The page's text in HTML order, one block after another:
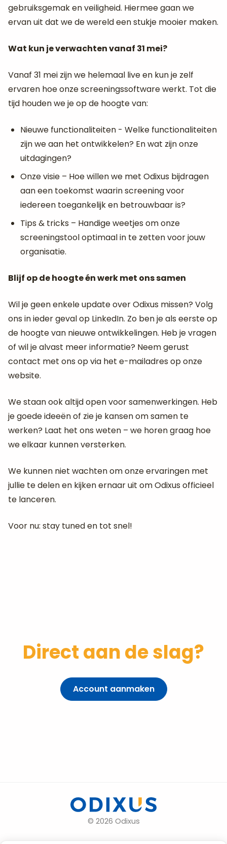
gebruiksgemak en veiligheid. Hiermee gaan we
ervan uit dat we de wereld een stukje mooier maken.
Wat kun je verwachten vanaf 31 mei?
Vanaf 31 mei zijn we helemaal live en kun je zelf
ervaren hoe onze screeningssoftware werkt. Tot die
tijd houden we je op de hoogte van:
Nieuwe functionaliteiten - Welke functionaliteiten
zijn we aan het ontwikkelen? En wat zijn onze
uitdagingen?
Onze visie – Hoe willen we met Odixus bijdragen
aan een toekomst waarin screening voor
iedereen toegankelijk en betrouwbaar is?
Tips & tricks – Handige weetjes om onze
screeningstool optimaal in te zetten voor jouw
organisatie.
Blijf op de hoogte én werk met ons samen
Wil je geen enkele update over Odixus missen? Volg
ons in ieder geval op LinkedIn. Zo ben je als eerste op
de hoogte van nieuwe ontwikkelingen. Heb je vragen
of wil je alvast meer informatie? Neem gerust
contact met ons op via het e-mailadres op onze
website.
We staan ook altijd open voor samenwerkingen. Heb
je goede ideeën of zie je kansen om samen te
werken? Laat het ons weten – we horen graag hoe
we elkaar kunnen versterken.
We kunnen niet wachten om onze ervaringen met
jullie te delen en kijken ernaar uit om Odixus officieel
te lanceren.
Voor nu: stay tuned en tot snel!
Direct aan de slag?
Account aanmaken
© 2026 Odixus